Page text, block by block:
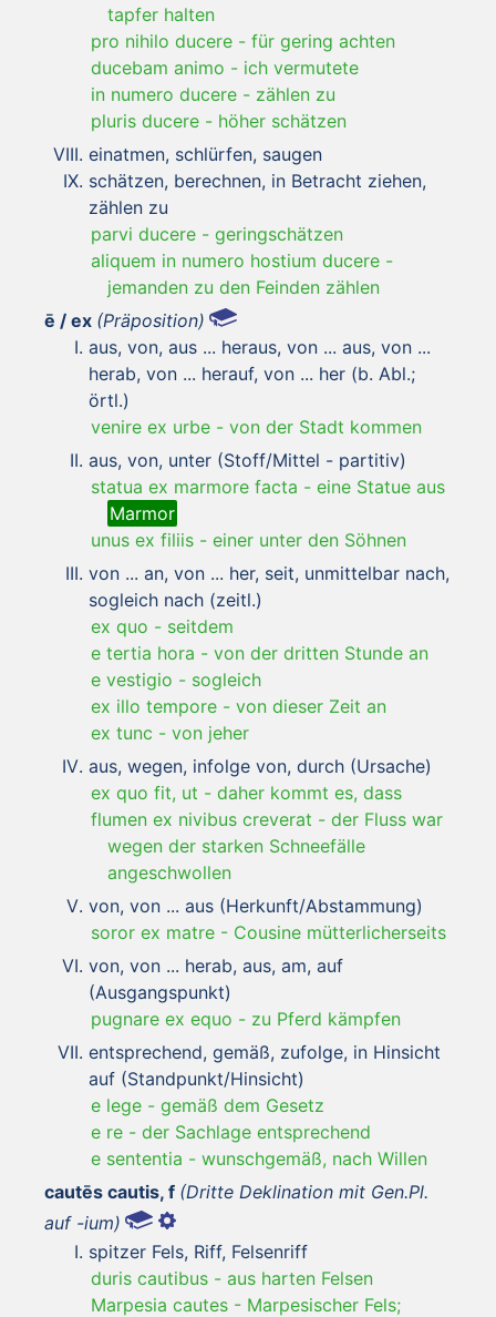
tapfer halten
pro nihilo ducere - für gering achten
ducebam animo - ich vermutete
in numero ducere - zählen zu
pluris ducere - höher schätzen
einatmen, schlürfen, saugen
schätzen, berechnen, in Betracht ziehen,
zählen zu
parvi ducere - geringschätzen
aliquem in numero hostium ducere -
jemanden zu den Feinden zählen
ē / ex (Präposition)
aus, von, aus ... heraus, von ... aus, von ...
herab, von ... herauf, von ... her (b. Abl.;
örtl.)
venire ex urbe - von der Stadt kommen
aus, von, unter (Stoff/Mittel - partitiv)
statua ex marmore facta - eine Statue aus
Marmor
unus ex filiis - einer unter den Söhnen
von ... an, von ... her, seit, unmittelbar nach,
sogleich nach (zeitl.)
ex quo - seitdem
e tertia hora - von der dritten Stunde an
e vestigio - sogleich
ex illo tempore - von dieser Zeit an
ex tunc - von jeher
aus, wegen, infolge von, durch (Ursache)
ex quo fit, ut - daher kommt es, dass
flumen ex nivibus creverat - der Fluss war
wegen der starken Schneefälle
angeschwollen
von, von ... aus (Herkunft/Abstammung)
soror ex matre - Cousine mütterlicherseits
von, von ... herab, aus, am, auf
(Ausgangspunkt)
pugnare ex equo - zu Pferd kämpfen
entsprechend, gemäß, zufolge, in Hinsicht
auf (Standpunkt/Hinsicht)
e lege - gemäß dem Gesetz
e re - der Sachlage entsprechend
e sententia - wunschgemäß, nach Willen
cautēs cautis, f (Dritte Deklination mit Gen.Pl.
auf -ium)
spitzer Fels, Riff, Felsenriff
duris cautibus - aus harten Felsen
Marpesia cautes - Marpesischer Fels;